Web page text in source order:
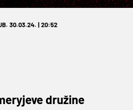
30.03.24. | 20:52
družine